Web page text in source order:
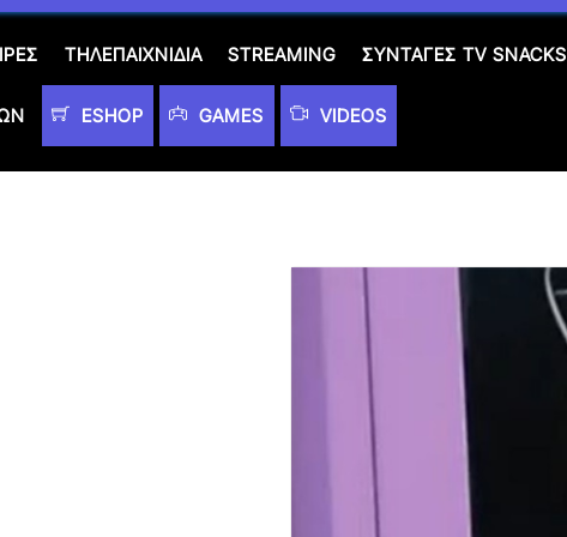
ΤΗΛΕΠΑΙΧΝΊΔΙΑ STREAMING ΣΥΝΤΑΓΈΣ TV SNACKS
ESHOP GAMES VIDEOS